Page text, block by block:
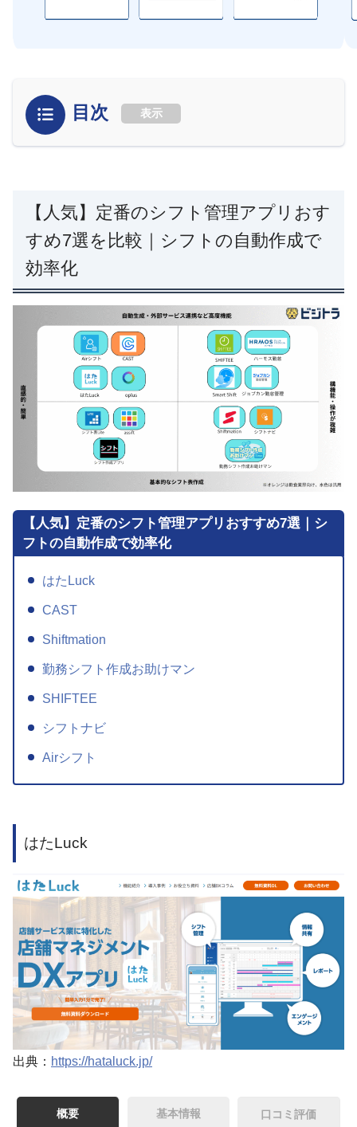
目次 表示
【人気】定番のシフト管理アプリおす
すめ7選を比較｜シフトの自動作成で
効率化
【人気】定番のシフト管理アプリおすすめ7選｜シ
フトの自動作成で効率化
はたLuck
CAST
Shiftmation
勤務シフト作成お助けマン
SHIFTEE
シフトナビ
Airシフト
はたLuck
出典： https://hataluck.jp/
概要 基本情報 口コミ評価